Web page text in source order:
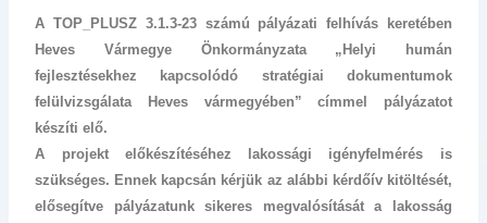
A TOP_PLUSZ 3.1.3-23 számú pályázati felhívás keretében
Heves Vármegye Önkormányzata „Helyi humán
fejlesztésekhez kapcsolódó stratégiai dokumentumok
felülvizsgálata Heves vármegyében” címmel pályázatot
készíti elő.
A projekt előkészítéséhez lakossági igényfelmérés is
szükséges. Ennek kapcsán kérjük az alábbi kérdőív kitöltését,
elősegítve pályázatunk sikeres megvalósítását a lakosság